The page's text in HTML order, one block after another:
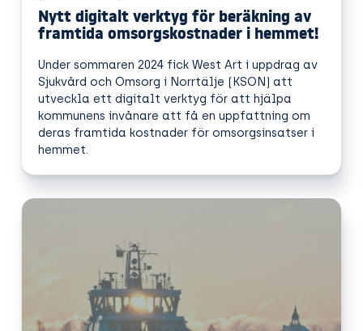
Nytt digitalt verktyg för beräkning av
framtida omsorgskostnader i hemmet!
Under sommaren 2024 fick West Art i uppdrag av
Sjukvård och Omsorg i Norrtälje (KSON) att
utveckla ett digitalt verktyg för att hjälpa
kommunens invånare att få en uppfattning om
deras framtida kostnader för omsorgsinsatser i
hemmet.